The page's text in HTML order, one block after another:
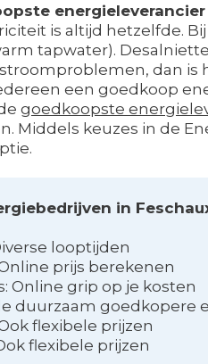
energieleverancier
is altijd hetzelfde.
tapwater).
dan is
een goedkoop
goedkoopste
Middels keuzes in de
in
looptijden
Online prijs berekenen
Online grip op je kosten
duurzaam goedkopere
flexibele prijzen
flexibele prijzen